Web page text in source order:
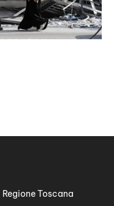
Regione Toscana